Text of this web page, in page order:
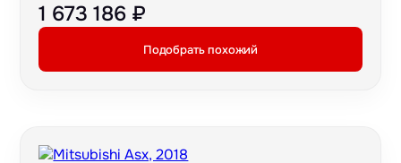
1 673 186 ₽
Подобрать похожий